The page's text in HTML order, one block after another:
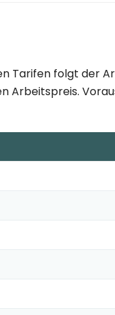
Tarifen folgt der
Arbeitspreis.